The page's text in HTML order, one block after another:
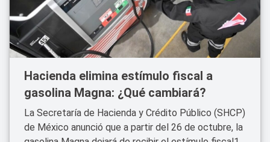
Hacienda elimina estímulo fiscal a
gasolina Magna: ¿Qué cambiará?
La Secretaría de Hacienda y Crédito Público (SHCP)
de México anunció que a partir del 26 de octubre, la